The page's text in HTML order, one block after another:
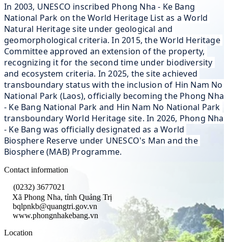
In 2003, UNESCO inscribed Phong Nha - Ke Bang
National Park on the World Heritage List as a World
Natural Heritage site under geological and
geomorphological criteria. In 2015, the World Heritage
Committee approved an extension of the property,
recognizing it for the second time under biodiversity
and ecosystem criteria. In 2025, the site achieved
transboundary status with the inclusion of Hin Nam No
National Park (Laos), officially becoming the Phong Nha
- Ke Bang National Park and Hin Nam No National Park
transboundary World Heritage site. In 2026, Phong Nha
- Ke Bang was officially designated as a World
Biosphere Reserve under UNESCO's Man and the
Biosphere (MAB) Programme.
Contact information
(0232) 3677021
Xã Phong Nha, tỉnh Quảng Trị
bqlpnkb@quangtri.gov.vn
www.phongnhakebang.vn
Location